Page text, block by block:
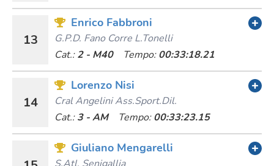
13
Enrico Fabbroni
G.p.d. Fano Corre L.tonelli
Cat.: 2 - M40 Tempo: 00:33:18.21
14
Lorenzo Nisi
Cral Angelini Ass.sport.dil.
Cat.: 3 - AM Tempo: 00:33:23.15
Giuliano Mengarelli